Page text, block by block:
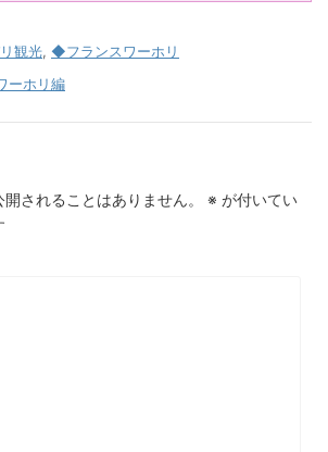
観光, ◆フランスワーホリ
ーホリ編
されることはありません。 ※ が付いてい